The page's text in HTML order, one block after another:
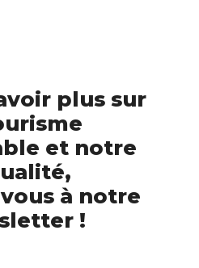
plus sur
et notre
à notre
!